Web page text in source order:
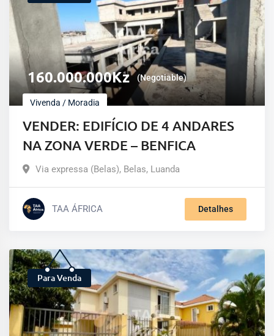
160.000.000Kz (Negotiable)
Vivenda / Moradia
VENDER: EDIFÍCIO DE 4 ANDARES
NA ZONA VERDE – BENFICA
Via expressa (Belas), Belas, Luanda
TAA ÁFRICA Detalhes
Para Venda